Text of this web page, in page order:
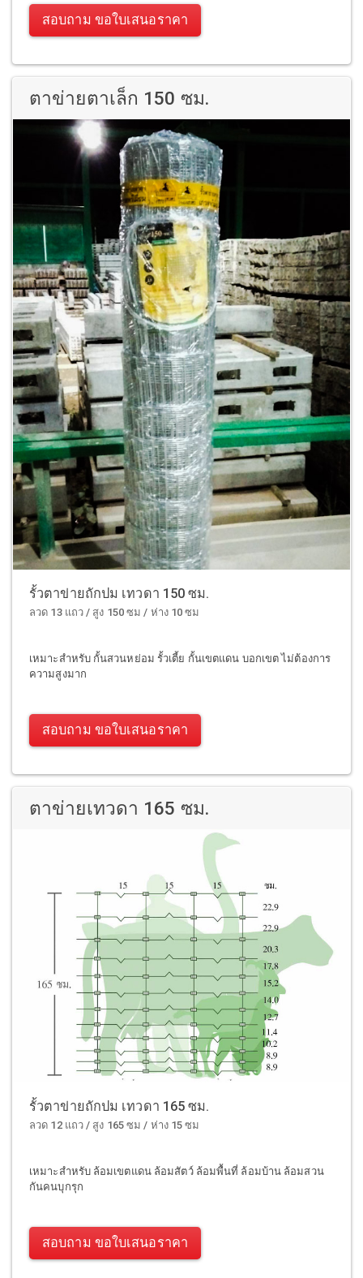
สอบถาม ขอใบเสนอราคา
ตาข่ายตาเล็ก 150 ซม.
รั้วตาข่ายถักปม เทวดา 150 ซม.
ลวด 13 แถว / สูง 150 ซม / ห่าง 10 ซม
เหมาะสำหรับ กั้นสวนหย่อม รั้วเตี้ย กั้นเขตแดน บอกเขต ไม่ต้องการ
ความสูงมาก
สอบถาม ขอใบเสนอราคา
ตาข่ายเทวดา 165 ซม.
รั้วตาข่ายถักปม เทวดา 165 ซม.
ลวด 12 แถว / สูง 165 ซม / ห่าง 15 ซม
เหมาะสำหรับ ล้อมเขตแดน ล้อมสัตว์ ล้อมพื้นที่ ล้อมบ้าน ล้อมสวน
กันคนบุกรุก
สอบถาม ขอใบเสนอราคา